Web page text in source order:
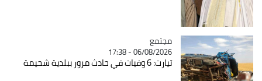
Catégorie
مجتمع
06/08/2026 - 17:38
تيارت: 6 وفيات في حادث مرور ببلدية شحيمة